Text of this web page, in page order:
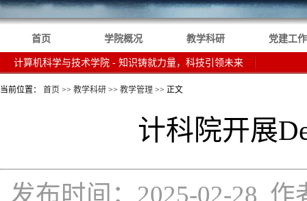
首页 学院概况 教学科研 党建工作
计算机科学与技术学院 - 知识铸就力量，科技引领未来
当前位置： 首页 >> 教学科研 >> 教学管理 >> 正文
计科院开展
发布时间：2025-02-28